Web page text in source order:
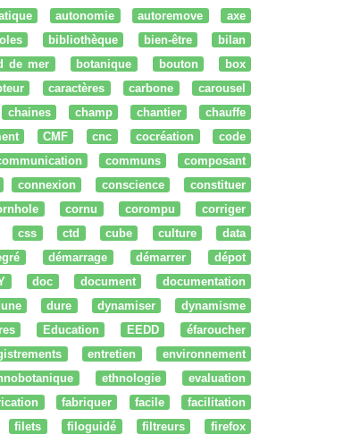
autonomie autoremove
axe
bibliothèque bien-être
bilan
de mer botanique bouton
box
caractères carbone
carousel
chaines champ chantier
chauffe
CMF cnc cocréation
code
communs
composant
connexion conscience
constituer
cornu corompu
corriger
css ctd cube culture
data
démarrage démarrer
dépot
doc document
documentation
dure dynamiser
dynamisme
Education EEDD
éfaroucher
entretien
environnement
ethnologie
evaluation
fabriquer facile
facilitation
filets filoguidé filtreurs
firefox